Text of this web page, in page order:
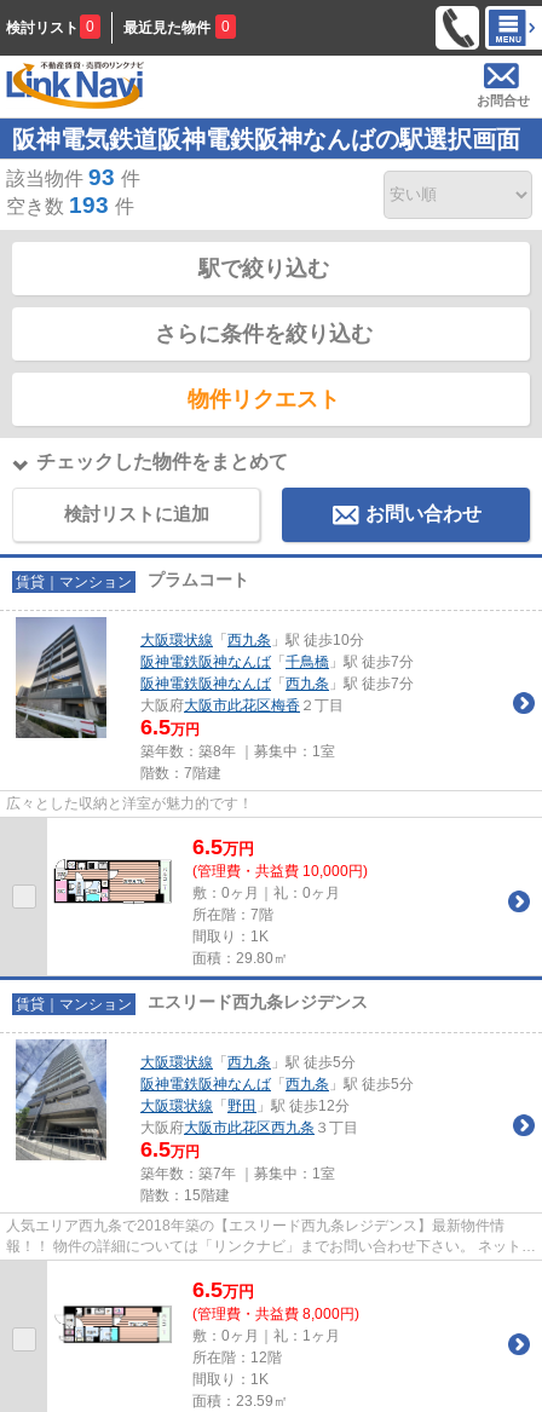
検討リスト 0 最近見た物件 0
お問合せ
阪神電気鉄道阪神電鉄阪神なんばの駅選択画面
該当物件 93 件
空き数 193 件
駅で絞り込む
さらに条件を絞り込む
物件リクエスト
チェックした物件をまとめて
検討リストに追加 お問い合わせ
賃貸｜マンション プラムコート
大阪環状線 「 西九条 」駅 徒歩10分
阪神電鉄阪神なんば 「 千鳥橋 」駅 徒歩7分
阪神電鉄阪神なんば 「 西九条 」駅 徒歩7分
大阪府大阪市此花区梅香 ２丁目
6.5万円
築年数：築8年 ｜募集中： 1室
階数：7階建
広々とした収納と洋室が魅力的です！
6.5万円
(管理費・共益費 10,000円)
敷：0ヶ月｜礼：0ヶ月
所在階：7階
間取り：1K
面積：29.80㎡
賃貸｜マンション エスリード西九条レジデンス
大阪環状線 「 西九条 」駅 徒歩5分
阪神電鉄阪神なんば 「 西九条 」駅 徒歩5分
大阪環状線 「 野田 」駅 徒歩12分
大阪府大阪市此花区西九条 ３丁目
6.5万円
築年数：築7年 ｜募集中： 1室
階数：15階建
人気エリア西九条で2018年築の【エスリード西九条レジデンス】最新物件情
報！！ 物件の詳細については「リンクナビ」までお問い合わせ下さい。 ネット無
6.5万円
(管理費・共益費 8,000円)
敷：0ヶ月｜礼：1ヶ月
所在階：12階
間取り：1K
面積：23.59㎡